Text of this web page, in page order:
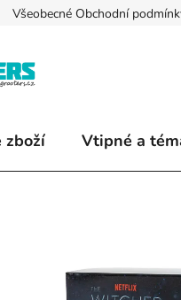
Všeobecné Obchodní
zboží Vtipné a